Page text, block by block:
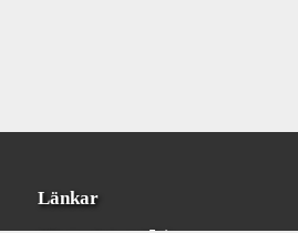
Länkar